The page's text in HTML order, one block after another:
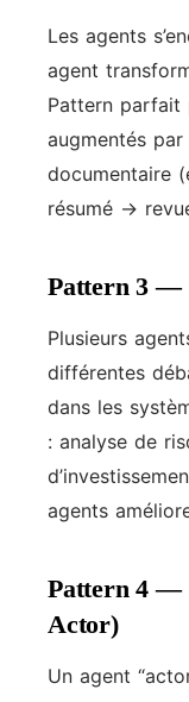
Les agents
agent
Pattern parfait
augmentés
documentaire
résumé →
Pattern 3 —
Plusieurs
différentes
dans les
: analyse de
agents
Pattern 4 —
Actor)
Un agent